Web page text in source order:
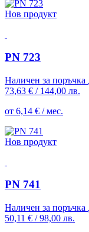
Нов продукт
PN 723
Наличен за поръчка
73,63 € / 144,00 лв.
от 6,14 € / мес.
Нов продукт
PN 741
Наличен за поръчка
50,11 € / 98,00 лв.